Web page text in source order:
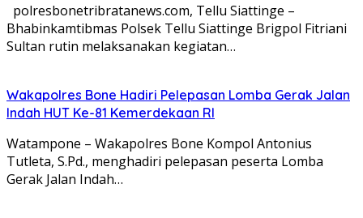
polresbonetribratanews.com, Tellu Siattinge –
Bhabinkamtibmas Polsek Tellu Siattinge Brigpol Fitriani
Sultan rutin melaksanakan kegiatan…
Wakapolres Bone Hadiri Pelepasan Lomba Gerak Jalan
Indah HUT Ke-81 Kemerdekaan RI
Watampone – Wakapolres Bone Kompol Antonius
Tutleta, S.Pd., menghadiri pelepasan peserta Lomba
Gerak Jalan Indah…